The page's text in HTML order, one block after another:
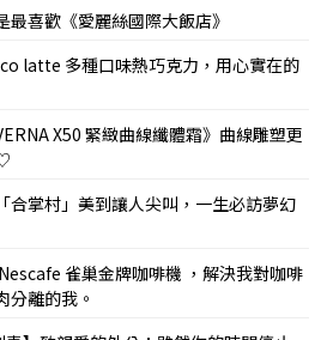
喜歡《愛麗絲國際大飯店》
latte 多種口味熱巧克力，用心實在的
X50 緊緻曲線纖體霜》曲線雕塑更
合掌村」美到讓人尖叫，一生必訪夢幻
雀巢金牌咖啡機 ，解決我對咖啡
分離的我。